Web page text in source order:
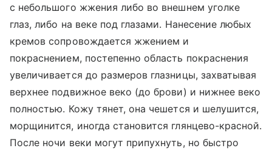
с небольшого жжения либо во внешнем уголке
глаз, либо на веке под глазами. Нанесение любых
кремов сопровождается жжением и
покраснением, постепенно область покраснения
увеличивается до размеров глазницы, захватывая
верхнее подвижное веко (до брови) и нижнее веко
полностью. Кожу тянет, она чешется и шелушится,
морщинится, иногда становится глянцево-красной.
После ночи веки могут припухнуть, но быстро